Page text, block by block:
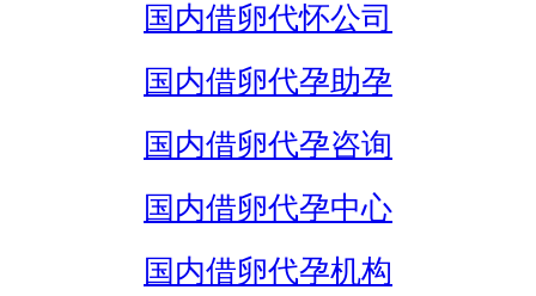
国内借卵代怀公司
国内借卵代孕助孕
国内借卵代孕咨询
国内借卵代孕中心
国内借卵代孕机构